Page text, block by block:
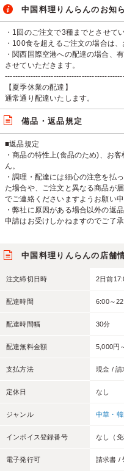
中国料理りんらんのお知
・1回のご注文で3種までとさせて
・100食を超えるご注文の場合は
・関西国際空港への配達の場合、
させていただきます。
【夏季休業の配達】
通常通り配達いたします。
備品・返品規定
■返品規定
・商品の特性上(食品のため)、お
ん。
・調理・配達には細心の注意を払
た場合や、ご注文と異なる商品が
でご連絡くださいますようお願い申
・弊社に原因がある場合以外の返
申請はお受けしかねますのでご了承
中国料理りんらんの店舗
注文締切日時 2日前
配達時間 6:00～
配達時間幅 30分
配達無料金額 5,000円
支払方法 現金 / 請
定休日 なし
ジャンル 中華・韓
インボイス登録番号 なし（免
電子発行可 請求書 /